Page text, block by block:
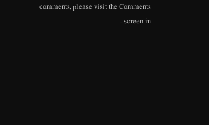
comments, please visit the Comments
screen in…